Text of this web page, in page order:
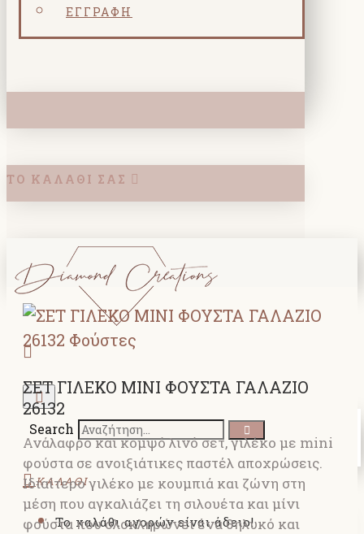
ΕΓΓΡΑΦΉ
ΤΟ ΚΑΛΆΘΙ ΣΑΣ
Search
ΚΑΛΑΘΙ
Το καλάθι αγορών είναι άδειο!
ΣΕΤ ΓΙΛΕΚΟ MINI ΦΟΥΣΤΑ ΓΑΛΑΖΙΟ
26132
Ανάλαφρο και κομψό λινό σετ, γιλέκο με mini
φούστα σε ανοιξιάτικες παστέλ αποχρώσεις.
Ιδιαίτερο γιλέκο με κουμπιά και ζώνη στη
μέση που αγκαλιάζει τη σιλουέτα και μίνι
φούστα που ολοκληρώνει ένα θηλυκό και